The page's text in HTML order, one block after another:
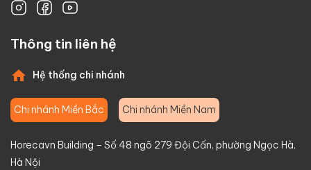
Thông tin liên hệ
Hệ thống chi nhánh
Chi nhánh Miền Bắc Chi nhánh Miền Nam
Horecavn Building – Số 48 ngõ 279 Đội Cấn, phường Ngọc Hà,
Hà Nội